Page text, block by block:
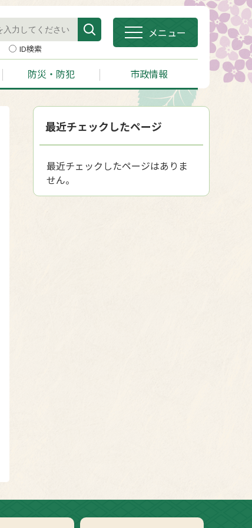
ID検索
メニュー
防災・防犯 市政情報
最近チェックしたページ
最近チェックしたページはありま
せん。